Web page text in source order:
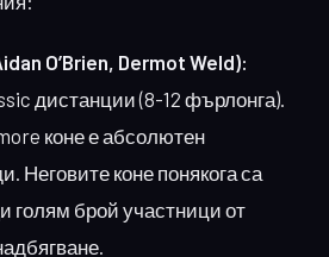
O’Brien, Dermot Weld):
дистанции (8-12 фърлонга).
коне е абсолютен
Неговите коне понякога са
голям брой участници от